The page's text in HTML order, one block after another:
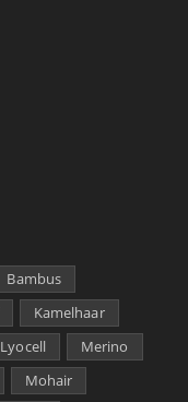
Bambus
Kamelhaar
Lyocell
Merino
Mohair